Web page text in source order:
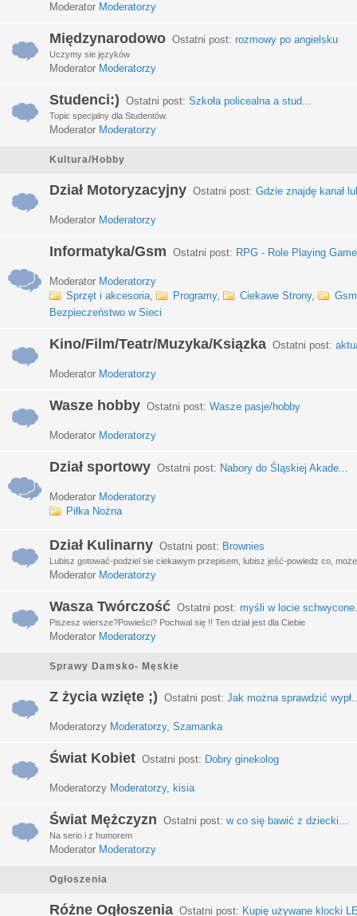
Moderator Moderatorzy
Międzynarodowo Ostatni post: rozmowy po angielsku
Uczymy sie języków
Moderator Moderatorzy
Studenci:) Ostatni post: Szkoła policealna a stud...
Topic specjalny dla Studentów.
Moderator Moderatorzy
Kultura/Hobby
Dział Motoryzacyjny Ostatni post: Gdzie znajdę kanał
Moderator Moderatorzy
Informatyka/Gsm Ostatni post: RPG - Role Playing
Moderator Moderatorzy
Sprzęt i akcesoria, Programy, Ciekawe Strony,
Gsm
Bezpieczeństwo w Sieci
Kino/Film/Teatr/Muzyka/Ksiązka Ostatni post:
Moderator Moderatorzy
Wasze hobby Ostatni post: Wasze pasje/hobby
Moderator Moderatorzy
Dział sportowy Ostatni post: Nabory do Śląskiej Akade...
Moderator Moderatorzy
Piłka Nożna
Dział Kulinarny Ostatni post: Brownies
Lubisz gotować-podziel sie ciekawym przepisem, lubisz jeść-powiedz co,
Moderator Moderatorzy
Wasza Twórczość Ostatni post: myśli w locie
Piszesz wiersze?Powieści? Pochwal się !! Ten dział jest dla Ciebie
Moderator Moderatorzy
Sprawy Damsko- Męskie
Z życia wzięte ;) Ostatni post: Jak można sprawdzić
Moderatorzy Moderatorzy, Szamanka
Świat Kobiet Ostatni post: Dobry ginekolog
Moderatorzy Moderatorzy, kisia
Świat Mężczyzn Ostatni post: w co się bawić z dziecki...
Na serio i z humorem
Moderator Moderatorzy
Ogłoszenia
Różne Ogłoszenia Ostatni post: Kupię używane klocki